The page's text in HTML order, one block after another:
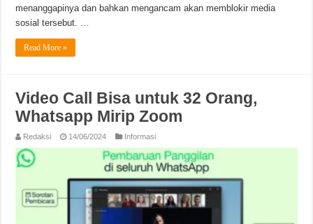
menanggapinya dan bahkan mengancam akan memblokir media
sosial tersebut. …
Read More »
Video Call Bisa untuk 32 Orang,
Whatsapp Mirip Zoom
Redaksi 14/06/2024 Informasi